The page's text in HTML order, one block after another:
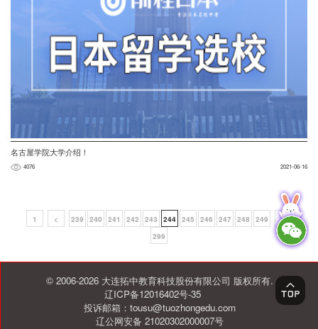
名古屋学院大学介绍！
4076 2021-06-16
1 < 239 240 241 242 243 244 245 246 247 248 249
>
299
© 2006-2026 大连拓中教育科技股份有限公司 版权所有.
辽ICP备12016402号-35
投诉邮箱：tousu@tuozhongedu.com
辽公网安备 21020302000007号